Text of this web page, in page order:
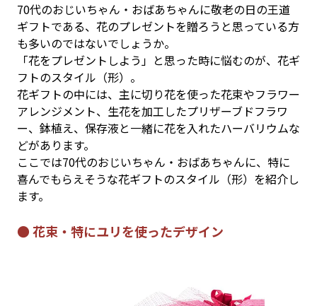
70代のおじいちゃん・おばあちゃんに敬老の日の王道
ギフトである、花のプレゼントを贈ろうと思っている方
も多いのではないでしょうか。
「花をプレゼントしよう」と思った時に悩むのが、花ギ
フトのスタイル（形）。
花ギフトの中には、主に切り花を使った花束やフラワー
アレンジメント、生花を加工したプリザーブドフラワ
ー、鉢植え、保存液と一緒に花を入れたハーバリウムな
どがあります。
ここでは70代のおじいちゃん・おばあちゃんに、特に
喜んでもらえそうな花ギフトのスタイル（形）を紹介し
ます。
● 花束・特にユリを使ったデザイン